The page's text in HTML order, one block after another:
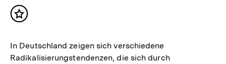
Inhalt
In Deutschland zeigen sich verschiedene
Radikalisierungstendenzen, die sich durch